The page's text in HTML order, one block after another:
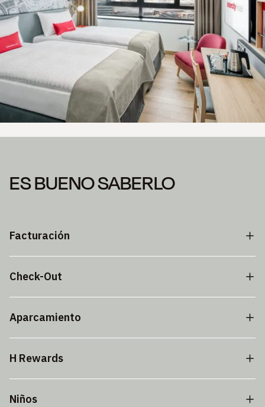
ES BUENO SABERLO
Facturación
Check-Out
Aparcamiento
H Rewards
Niños